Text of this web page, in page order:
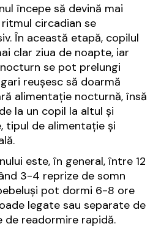
începe să devină mai
circadian se
În această etapă, copilul
clar ziua de noapte, iar
se pot prelungi
reușesc să doarmă
alimentație nocturnă, însă
la un copil la altul și
tipul de alimentație și
este, în general, între 12
3-4 reprize de somn
pot dormi 6-8 ore
legate sau separate de
readormire rapidă.